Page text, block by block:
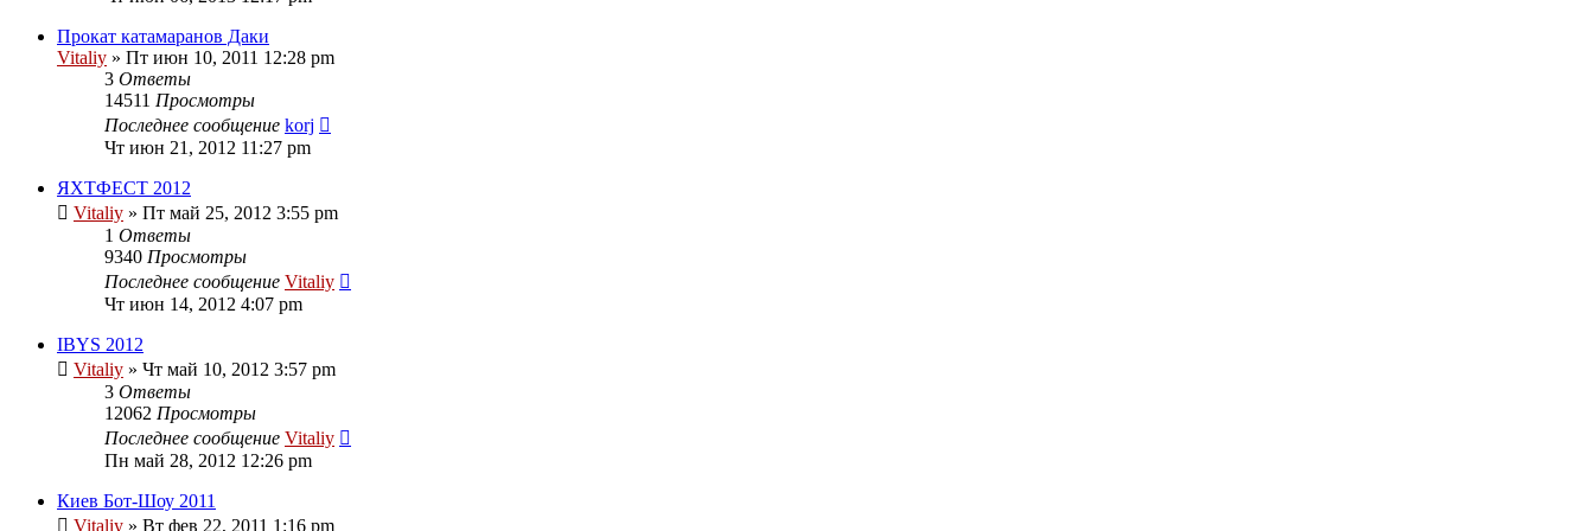
Прокат катамаранов Даки
Vitaliy » Пт июн 10, 2011 12:28 pm
3 Ответы
14511 Просмотры
Последнее сообщение korj
Чт июн 21, 2012 11:27 pm
ЯХТФЕСТ 2012
Vitaliy » Пт май 25, 2012 3:55 pm
1 Ответы
9340 Просмотры
Последнее сообщение Vitaliy
Чт июн 14, 2012 4:07 pm
IBYS 2012
Vitaliy » Чт май 10, 2012 3:57 pm
3 Ответы
12062 Просмотры
Последнее сообщение Vitaliy
Пн май 28, 2012 12:26 pm
Киев Бот-Шоу 2011
Vitaliy » Вт фев 22, 2011 1:16 pm